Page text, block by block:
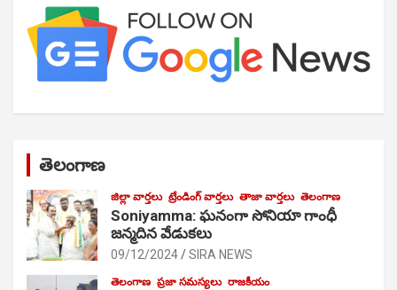
తెలంగాణ
జిల్లా వార్తలు ట్రేండింగ్ వార్తలు తాజా వార్తలు తెలంగాణ
Soniyamma: ఘ‌నంగా సోనియా గాంధీ
జ‌న్మ‌దిన వేడుక‌లు
09/12/2024 SIRA NEWS
తెలంగాణ ప్రజా సమస్యలు రాజకీయం